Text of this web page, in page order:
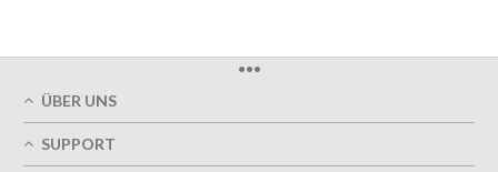
•••
ÜBER UNS
SUPPORT